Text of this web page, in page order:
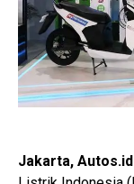
Jakarta,